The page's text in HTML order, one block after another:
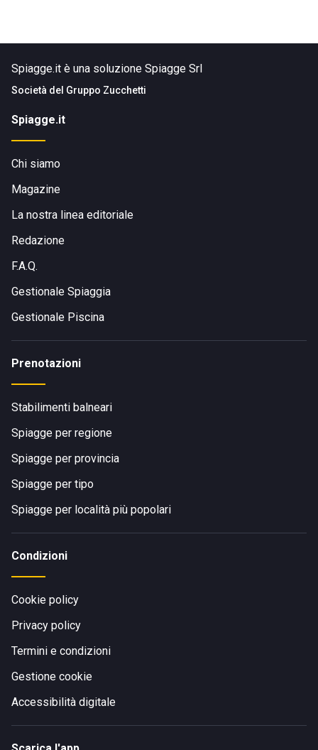
Spiagge.it è una soluzione Spiagge Srl
Società del Gruppo Zucchetti
Spiagge.it
Chi siamo
Magazine
La nostra linea editoriale
Redazione
F.A.Q.
Gestionale Spiaggia
Gestionale Piscina
Prenotazioni
Stabilimenti balneari
Spiagge per regione
Spiagge per provincia
Spiagge per tipo
Spiagge per località più popolari
Condizioni
Cookie policy
Privacy policy
Termini e condizioni
Gestione cookie
Accessibilità digitale